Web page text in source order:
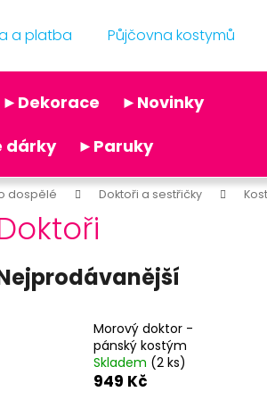
a platba Půjčovna kostymů
►Dekorace
►Novinky
dárky ►Paruky
dospělé Doktoři a sestřičky
Morový doktor -
pánský kostým
Skladem (2 ks)
949 Kč
Co potřebujete najít?
Doporučujeme
KRÁLOVSKÁ KORUNA
119 Kč